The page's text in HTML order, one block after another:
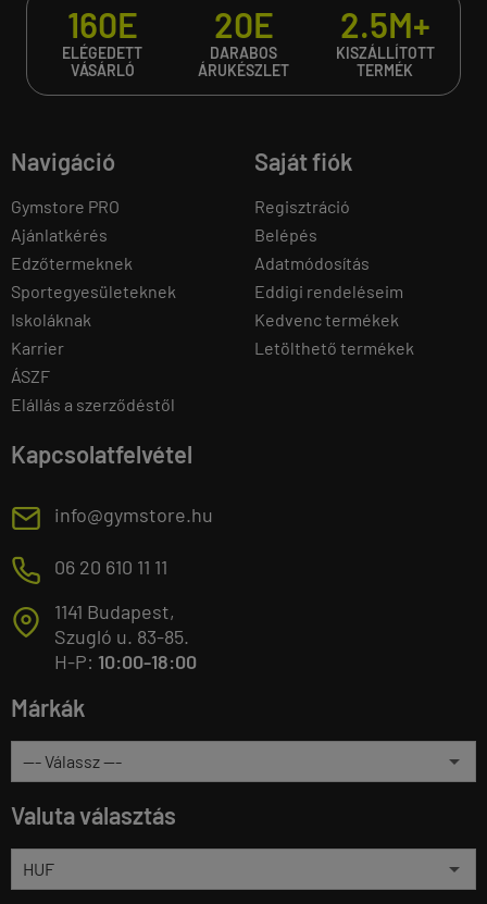
160E
ELÉGEDETT
VÁSÁRLÓ
20E
DARABOS
ÁRUKÉSZLET
2.5M+
KISZÁLLÍTOTT
TERMÉK
Navigáció
Gymstore PRO
Ajánlatkérés
Edzőtermeknek
Sportegyesületeknek
Iskoláknak
Karrier
ÁSZF
Elállás a szerződéstől
Saját fiók
Regisztráció
Belépés
Adatmódosítás
Eddigi rendeléseim
Kedvenc termékek
Letölthető termékek
Kapcsolatfelvétel
E info@gymstore.hu
M 06 20 610 11 11
T
1141 Budapest,
Szugló u. 83-85.
H-P: 10:00-18:00
Márkák
Valuta választás